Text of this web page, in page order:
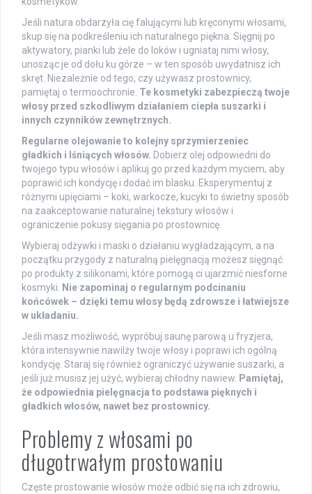
Jeśli natura obdarzyła cię falującymi lub kręconymi włosami,
skup się na podkreśleniu ich naturalnego piękna. Sięgnij po
aktywatory, pianki lub żele do loków i ugniataj nimi włosy,
unosząc je od dołu ku górze – w ten sposób uwydatnisz ich
skręt. Niezależnie od tego, czy używasz prostownicy,
pamiętaj o termoochronie. Te kosmetyki zabezpieczą twoje
włosy przed szkodliwym działaniem ciepła suszarki i
innych czynników zewnętrznych.
Regularne olejowanie to kolejny sprzymierzeniec
gładkich i lśniących włosów. Dobierz olej odpowiedni do
twojego typu włosów i aplikuj go przed każdym myciem, aby
poprawić ich kondycję i dodać im blasku. Eksperymentuj z
różnymi upięciami – koki, warkocze, kucyki to świetny sposób
na zaakceptowanie naturalnej tekstury włosów i
ograniczenie pokusy sięgania po prostownicę.
Wybieraj odżywki i maski o działaniu wygładzającym, a na
początku przygody z naturalną pielęgnacją możesz sięgnąć
po produkty z silikonami, które pomogą ci ujarzmić niesforne
kosmyki.
Nie zapominaj o regularnym podcinaniu
końcówek – dzięki temu włosy będą zdrowsze i łatwiejsze
w układaniu.
Jeśli masz możliwość, wypróbuj saunę parową u fryzjera,
która intensywnie nawilży twoje włosy i poprawi ich ogólną
kondycję. Staraj się również ograniczyć używanie suszarki, a
jeśli już musisz jej użyć, wybieraj chłodny nawiew. Pamiętaj,
że odpowiednia pielęgnacja to podstawa pięknych i
gładkich włosów, nawet bez prostownicy.
Problemy z włosami po
długotrwałym prostowaniu
Częste prostowanie włosów może odbić się na ich zdrowiu,